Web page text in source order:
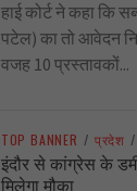
हाई कोर्ट ने कहा कि
पटेल) का तो आवेदन
वजह 10 प्रस्तावकों...
TOP BANNER / प्रदेश /
इंदौर से कांग्रेस के
मिलेगा मौका